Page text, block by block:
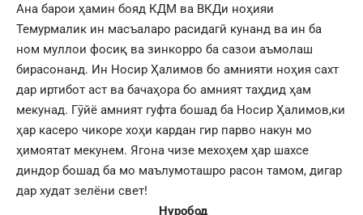
Ана барои ҳамин бояд КДМ ва ВКДи ноҳияи
Темурмалик ин масъаларо расидагӣ кунанд ва ин ба
ном муллои фосиқ ва зинкорро ба сазои аъмолаш
бирасонанд. Ин Носир Ҳалимов бо амнияти ноҳия сахт
дар иртибот аст ва бачаҳора бо амният таҳдид ҳам
мекунад. Гӯйё амният гуфта бошад ба Носир Ҳалимов,ки
ҳар касеро чикоре хоҳи кардан гир парво накун мо
ҳимоятат мекунем. Ягона чизе мехоҳем ҳар шахсе
диндор бошад ба мо маълумоташро расон тамом, дигар
дар худат зелёни свет!
Нуробод